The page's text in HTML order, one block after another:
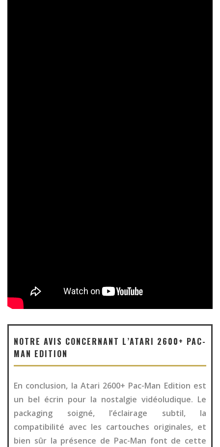
NOTRE AVIS CONCERNANT L’ATARI 2600+ PAC-
MAN EDITION
En conclusion, la Atari 2600+ Pac-Man Edition est
un bel écrin pour la nostalgie vidéoludique. Le
packaging soigné, l’éclairage subtil, la
compatibilité avec les cartouches originales, et
bien sûr la présence de Pac-Man font de cette